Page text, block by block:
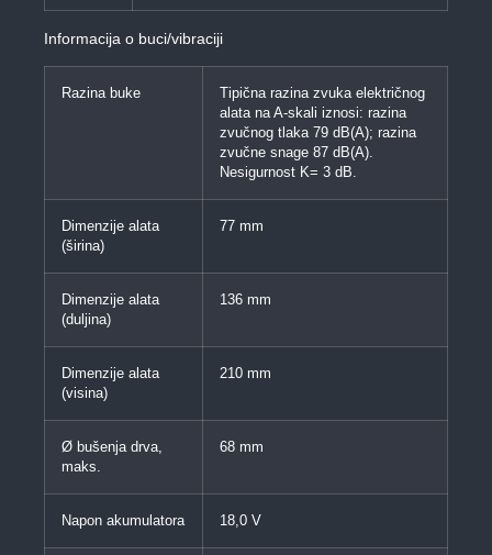
Informacija o buci/vibraciji
Razina buke
Tipična razina zvuka električnog
alata na A-skali iznosi: razina
zvučnog tlaka 79 dB(A); razina
zvučne snage 87 dB(A).
Nesigurnost K= 3 dB.
Dimenzije alata
(širina)
77 mm
Dimenzije alata
(duljina)
136 mm
Dimenzije alata
(visina)
210 mm
Ø bušenja drva,
maks.
68 mm
Napon akumulatora 18,0 V